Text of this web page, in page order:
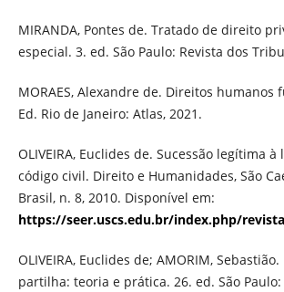
MIRANDA, Pontes de. Tratado de direito
especial. 3. ed. São Paulo: Revista dos
MORAES, Alexandre de. Direitos humanos
Ed. Rio de Janeiro: Atlas, 2021.
OLIVEIRA, Euclides de. Sucessão legítima à
código civil. Direito e Humanidades, São
Brasil, n. 8, 2010. Disponível em:
https://seer.uscs.edu.br/index.php/
OLIVEIRA, Euclides de; AMORIM,
partilha: teoria e prática. 26. ed. São Paulo: